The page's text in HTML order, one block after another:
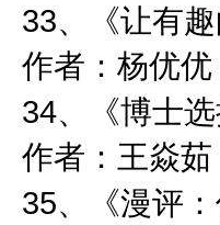
33、《让有
作者：杨优优
34、《博士
作者：王焱茹
35、《漫评